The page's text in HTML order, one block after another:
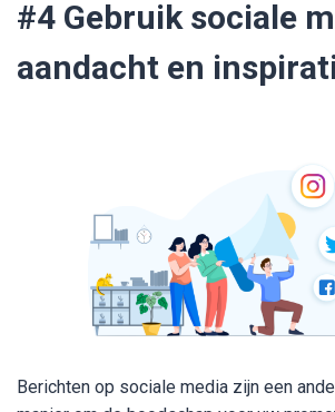
#4 Gebruik sociale
aandacht en
Berichten op sociale media zijn een